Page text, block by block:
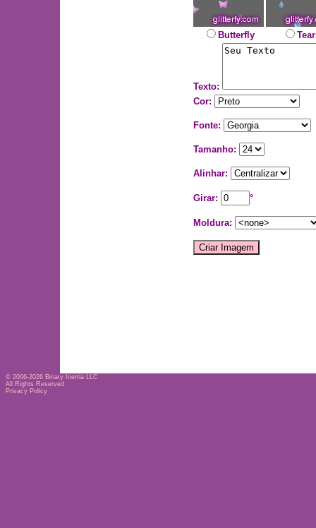
Butterfly
Texto:
Cor:
Fonte:
Tamanho:
Alinhar:
Girar: °
Moldura:
© 2006-2026 Binary Inertia LLC
All Rights Reserved
Privacy Policy